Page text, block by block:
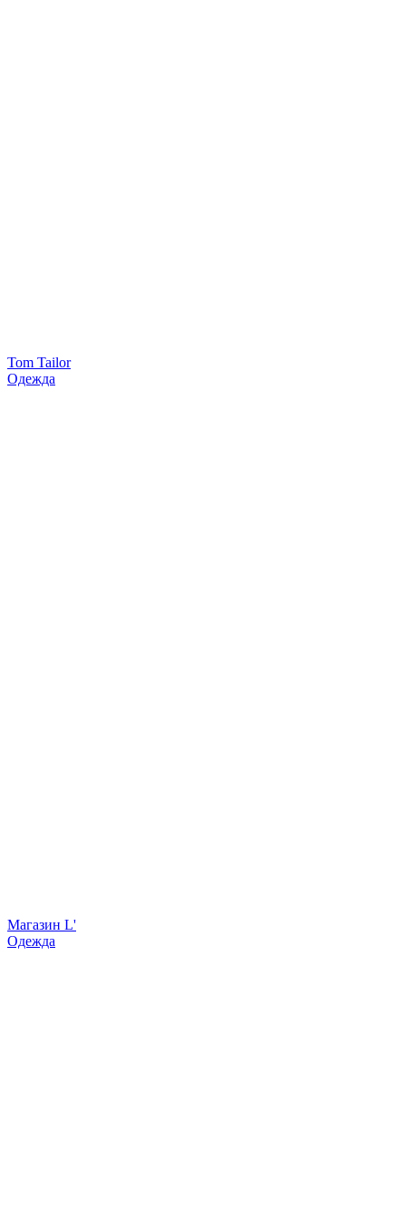
Tom Tailor
Одежда
Магазин L'
Одежда